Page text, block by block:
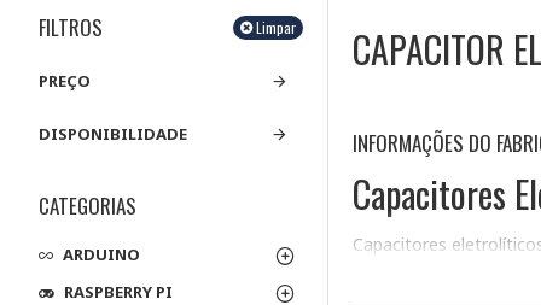
FILTROS Limpar
PREÇO
DISPONIBILIDADE
CATEGORIAS
ARDUINO
RASPBERRY PI
CAPACITOR
INFORMAÇÕES DO
Capacitores
Capacitores